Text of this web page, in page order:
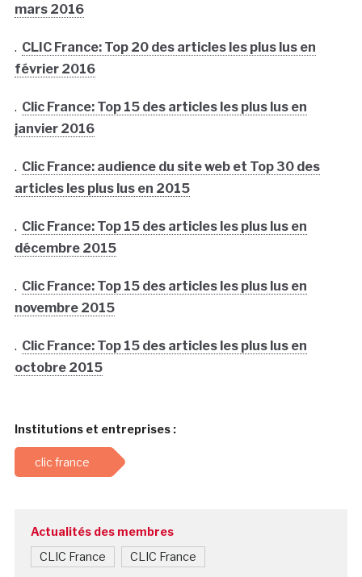
mars 2016
. CLIC France: Top 20 des articles les plus lus en
février 2016
. Clic France: Top 15 des articles les plus lus en
janvier 2016
. Clic France: audience du site web et Top 30 des
articles les plus lus en 2015
. Clic France: Top 15 des articles les plus lus en
décembre 2015
. Clic France: Top 15 des articles les plus lus en
novembre 2015
. Clic France: Top 15 des articles les plus lus en
octobre 2015
Institutions et entreprises :
clic france
Actualités des membres
CLIC France CLIC France